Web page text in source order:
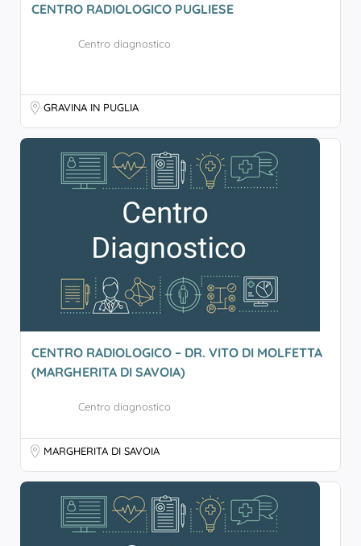
CENTRO RADIOLOGICO PUGLIESE
Centro diagnostico
GRAVINA IN PUGLIA
CENTRO RADIOLOGICO – DR. VITO DI MOLFETTA
(MARGHERITA DI SAVOIA)
Centro diagnostico
MARGHERITA DI SAVOIA